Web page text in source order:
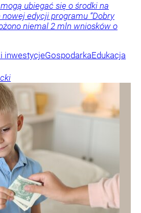
ubiegać się o środki na
edycji programu “Dobry
niemal 2 mln wniosków o
inwestycjeGospodarkaEdukacja